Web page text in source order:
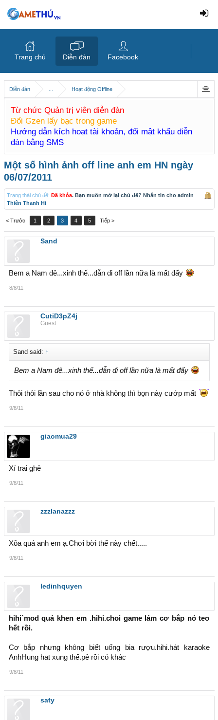
Diễn đàn Hoạt động Offline
Từ chức Quản trị viên diễn đàn
Đổi Gzen lấy bạc trong game
Hướng dẫn kích hoạt tài khoản, đổi mật khẩu diễn
đàn bằng SMS
Một số hình ảnh off line anh em HN ngày
06/07/2011
Trạng thái chủ đề: Đã khóa. Bạn muốn mở lại chủ đề? Nhắn tin cho admin
Thiên Thanh Hi
< Trước 1 2 3 4 5 Tiếp >
Sand
Bem a Nam đê...xinh thế...dẫn đi off lần nữa là mất đấy
8/8/11
CutiD3pZ4j
Guest
Sand said: ↑
Bem a Nam đê...xinh thế...dẫn đi off lần nữa là mất đấy
Thôi thôi lần sau cho nó ở nhà không thì bọn này cướp mất
9/8/11
giaomua29
Xí trai ghê
9/8/11
zzzlanazzz
Xõa quá anh em ạ.Chơi bời thế này chết.....
9/8/11
ledinhquyen
hihi`mod quá khen em .hihi.choi game lám cơ bắp nó teo
hết rồi.
Cơ bắp nhưng không biết uống bia rượu.hihi.hát karaoke
AnhHung hat xung thế.pê rồi có khác
9/8/11
saty
Trang chủ Diễn đàn Facebook